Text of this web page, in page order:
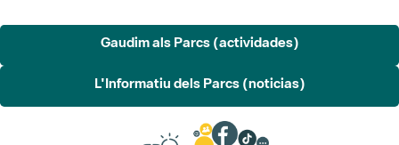
Gaudim als Parcs (actividades)
L'Informatiu dels Parcs (noticias)